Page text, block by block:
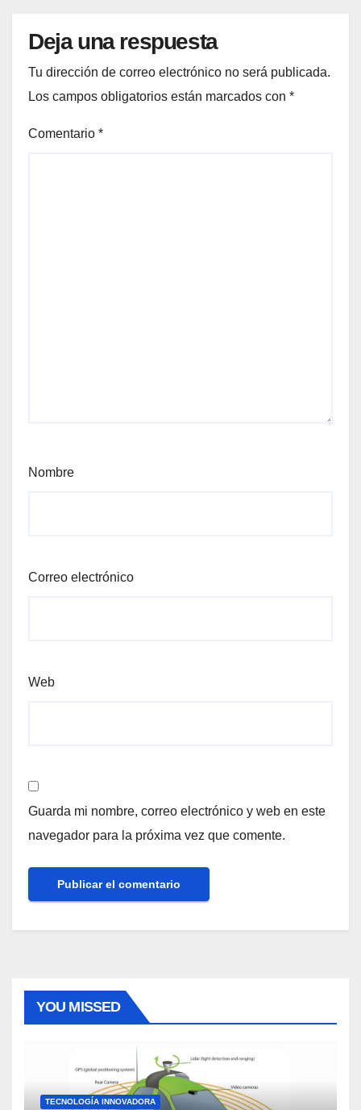
Deja una respuesta
Tu dirección de correo electrónico no será publicada.
Los campos obligatorios están marcados con *
Comentario *
Nombre
Correo electrónico
Web
Guarda mi nombre, correo electrónico y web en este
navegador para la próxima vez que comente.
YOU MISSED
TECNOLOGÍA INNOVADORA